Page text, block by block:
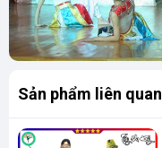
Sản phẩm liên quan